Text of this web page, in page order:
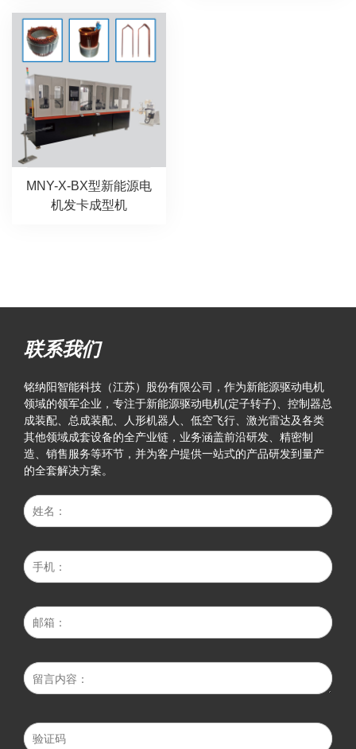
MNY-X-BX型新能源电
机发卡成型机
联系我们
铭纳阳智能科技（江苏）股份有限公司，作为新能源驱动电机
领域的领军企业，专注于新能源驱动电机(定子转子)、控制器总
成装配、总成装配、人形机器人、低空飞行、激光雷达及各类
其他领域成套设备的全产业链，业务涵盖前沿研发、精密制
造、销售服务等环节，并为客户提供一站式的产品研发到量产
的全套解决方案。